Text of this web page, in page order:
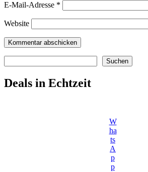
E-Mail-Adresse *
Website
Suchen
Deals in Echtzeit
W
ha
ts
A
p
p